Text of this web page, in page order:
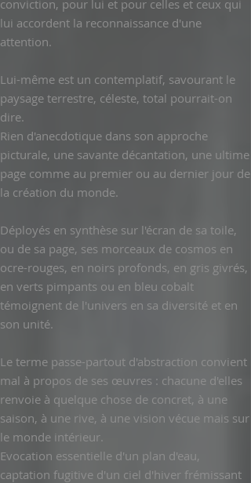
conviction, pour lui et pour celles et ceux qui
lui accordent la reconnaissance d'une
attention.
Lui-même est un contemplatif, savourant le
paysage terrestre, céleste, total pourrait-on
dire.
Rien d'anecdotique dans son approche
picturale, une savante décantation, une ultime
page comme au premier ou au dernier jour de
la création du monde.
Déployés en synthèse sur l'écran de sa toile,
ou de sa page, ses morceaux de cosmos en
ocre-rouges, en noirs profonds, en gris givrés,
en verts pimpants ou en bleu cobalt
témoignent de l'univers en sa diversité et en
son unité.
Le terme passe-partout d'abstraction convient
mal à propos de ses œuvres : chacune d'elles
renvoie à quelque chose de concret, à une
saison, à une rive, à une vision vécue mais sur
le monde intérieur.
Evocation essentielle d'un plan d'eau,
captation fugitive d'un ciel d'hiver frémissant